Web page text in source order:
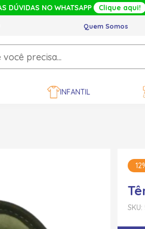
DÚVIDAS NO WHATSAPP Clique aqui!
Quem Somos
INFANTIL
SKU: